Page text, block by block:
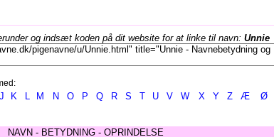
og indsæt koden på dit website for at linke til navn: Unnie
J K L M N O P Q R S T U V W X Y Z Æ Ø
NAVN - BETYDNING - OPRINDELSE